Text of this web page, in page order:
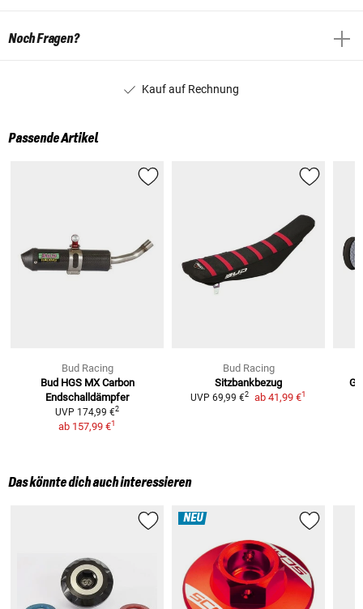
Noch Fragen?
Kauf auf Rechnung
Passende Artikel
Bud Racing
Bud HGS MX Carbon
Endschalldämpfer
UVP 174,99 €2
ab 157,99 €1
Bud Racing
Sitzbankbezug
UVP 69,99 €2 ab 41,99 €1
Das könnte dich auch interessieren
NEU